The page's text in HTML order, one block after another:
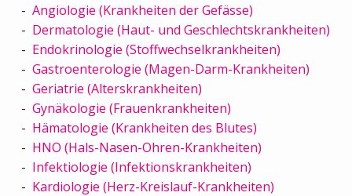
Angiologie (Krankheiten der Gefässe)
Dermatologie (Haut- und Geschlechtskrankheiten)
Endokrinologie (Stoffwechselkrankheiten)
Gastroenterologie (Magen-Darm-Krankheiten)
Geriatrie (Alterskrankheiten)
Gynäkologie (Frauenkrankheiten)
Hämatologie (Krankheiten des Blutes)
HNO (Hals-Nasen-Ohren-Krankheiten)
Infektiologie (Infektionskrankheiten)
Kardiologie (Herz-Kreislauf-Krankheiten)